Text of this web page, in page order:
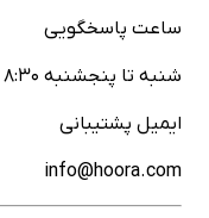
پاسخگویی
تا پنجشنبه ۸:۳۰ تا ۱۷ - جمعه ۹ تا ۱۶
پشتیبانی